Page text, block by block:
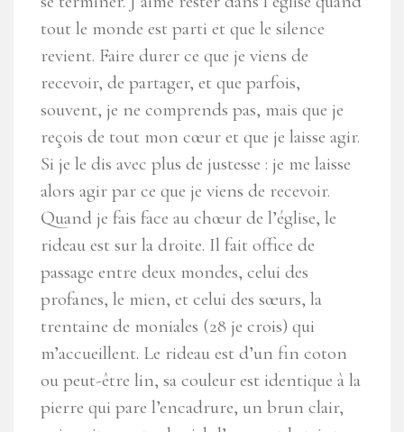
tout le monde est parti et que le silence
revient. Faire durer ce que je viens de
recevoir, de partager, et que parfois,
souvent, je ne comprends pas, mais que je
reçois de tout mon cœur et que je laisse agir.
Si je le dis avec plus de justesse : je me laisse
alors agir par ce que je viens de recevoir.
Quand je fais face au chœur de l’église, le
rideau est sur la droite. Il fait office de
passage entre deux mondes, celui des
profanes, le mien, et celui des sœurs, la
trentaine de moniales (28 je crois) qui
m’accueillent. Le rideau est d’un fin coton
ou peut-être lin, sa couleur est identique à la
pierre qui pare l’encadrure, un brun clair,